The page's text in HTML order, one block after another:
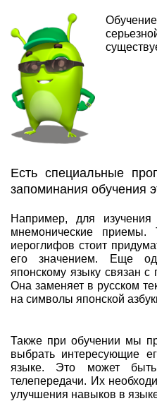
Есть специальные
запоминания обучения
Например, для изучения
мнемонические приемы.
иероглифов стоит
его значением. Еще
японскому языку связан с
Она заменяет в русском
на символы японской
Также при обучении мы
выбрать интересующие
языке. Это может
телепередачи. Их
улучшения навыков в